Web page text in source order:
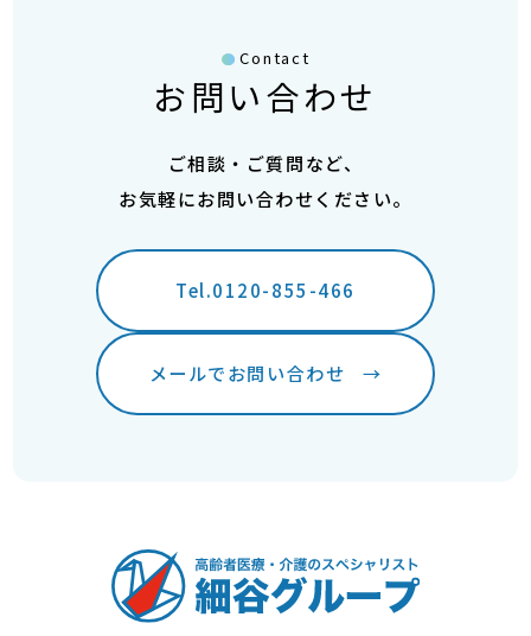
Contact
お問い合わせ
ご相談・ご質問など、
お気軽にお問い合わせください。
Tel.0120-855-466
メールでお問い合わせ →